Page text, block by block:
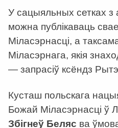
У сацыяльных сетках
можна публікаваць
Міласэрнасці, а
Міласэрнага, якія
— запрасіў ксёндз
Кусташ польскага
Божай Міласэрнасці ў
Збігнеў Беляс ва